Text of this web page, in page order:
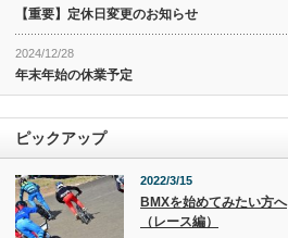
【重要】定休日変更のお知らせ
2024/12/28
年末年始の休業予定
ピックアップ
2022/3/15
BMXを始めてみたい方へ
（レース編）